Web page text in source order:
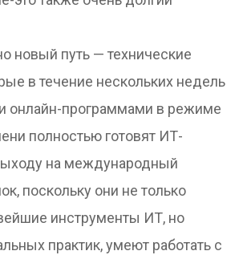
новый путь — технические
в течение нескольких недель
онлайн-программами в режиме
полностью готовят ИТ-
на международный
поскольку они не только
инструменты ИТ, но
практик, умеют работать с